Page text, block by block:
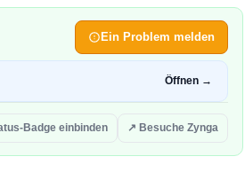
Ein Problem melden
Öffnen →
Badge einbinden ↗ Besuche Zynga